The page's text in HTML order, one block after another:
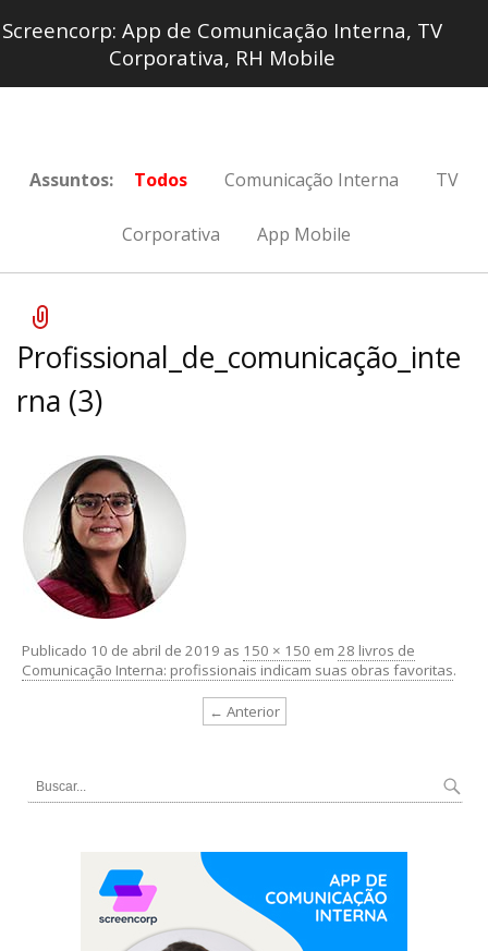
Screencorp: App de Comunicação Interna, TV
Corporativa, RH Mobile
Assuntos: Todos Comunicação Interna TV
Corporativa App Mobile
Profissional_de_comunicação_inte
rna (3)
Publicado 10 de abril de 2019 as 150 × 150 em 28 livros de
Comunicação Interna: profissionais indicam suas obras favoritas.
← Anterior